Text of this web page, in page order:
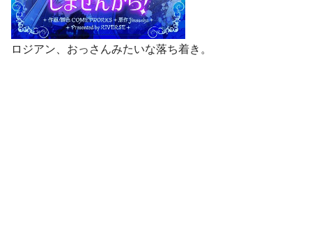
ロジアン、おっさんみたいな落ち着き。